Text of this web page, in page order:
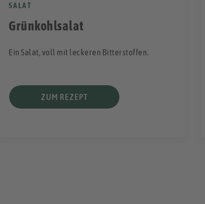
SALAT
Grünkohlsalat
Ein Salat, voll mit leckeren Bitterstoffen.
ZUM REZEPT